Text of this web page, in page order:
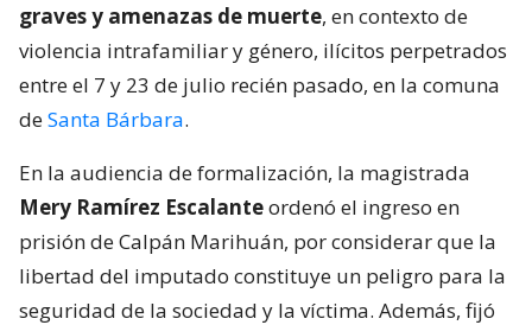
graves y amenazas de muerte, en contexto de
violencia intrafamiliar y género, ilícitos perpetrados
entre el 7 y 23 de julio recién pasado, en la comuna
deSanta Bárbara.
En la audiencia de formalización, la magistrada
Mery Ramírez Escalanteordenó el ingreso en
prisión de Calpán Marihuán, por considerar que la
libertad del imputado constituye un peligro para la
seguridad de la sociedad y la víctima. Además, fijó